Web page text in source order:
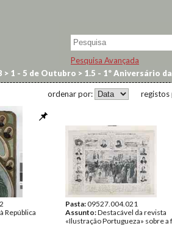
Pesquisa Avançada
> 1 - 5 de Outubro > 1.5 - 1º Aniversário
registos
ordenar por:
República
Pasta:09527.004.021
Assunto:Destacável da revista
«Ilustração Portugueza» sobre a